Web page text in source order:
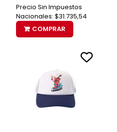
Precio Sin Impuestos
Nacionales: $31.735,54
COMPRAR